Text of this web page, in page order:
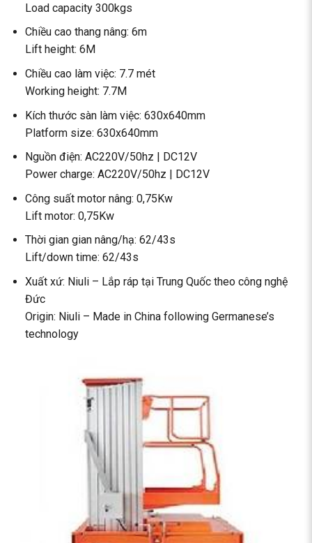
Load capacity 300kgs
Chiều cao thang nâng: 6m
Lift height: 6M
Chiều cao làm việc: 7.7 mét
Working height: 7.7M
Kích thước sàn làm việc: 630x640mm
Platform size: 630x640mm
Nguồn điện: AC220V/50hz | DC12V
Power charge: AC220V/50hz | DC12V
Công suất motor nâng: 0,75Kw
Lift motor: 0,75Kw
Thời gian gian nâng/hạ: 62/43s
Lift/down time: 62/43s
Xuất xứ: Niuli – Lắp ráp tại Trung Quốc theo công nghệ
Đức
Origin: Niuli – Made in China following Germanese’s
technology